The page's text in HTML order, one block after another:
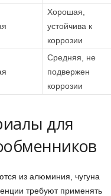
Хорошая,
устойчива к
коррозии
Средняя, не
подвержен
коррозии
для
из алюминия, чугуна
требуют применять